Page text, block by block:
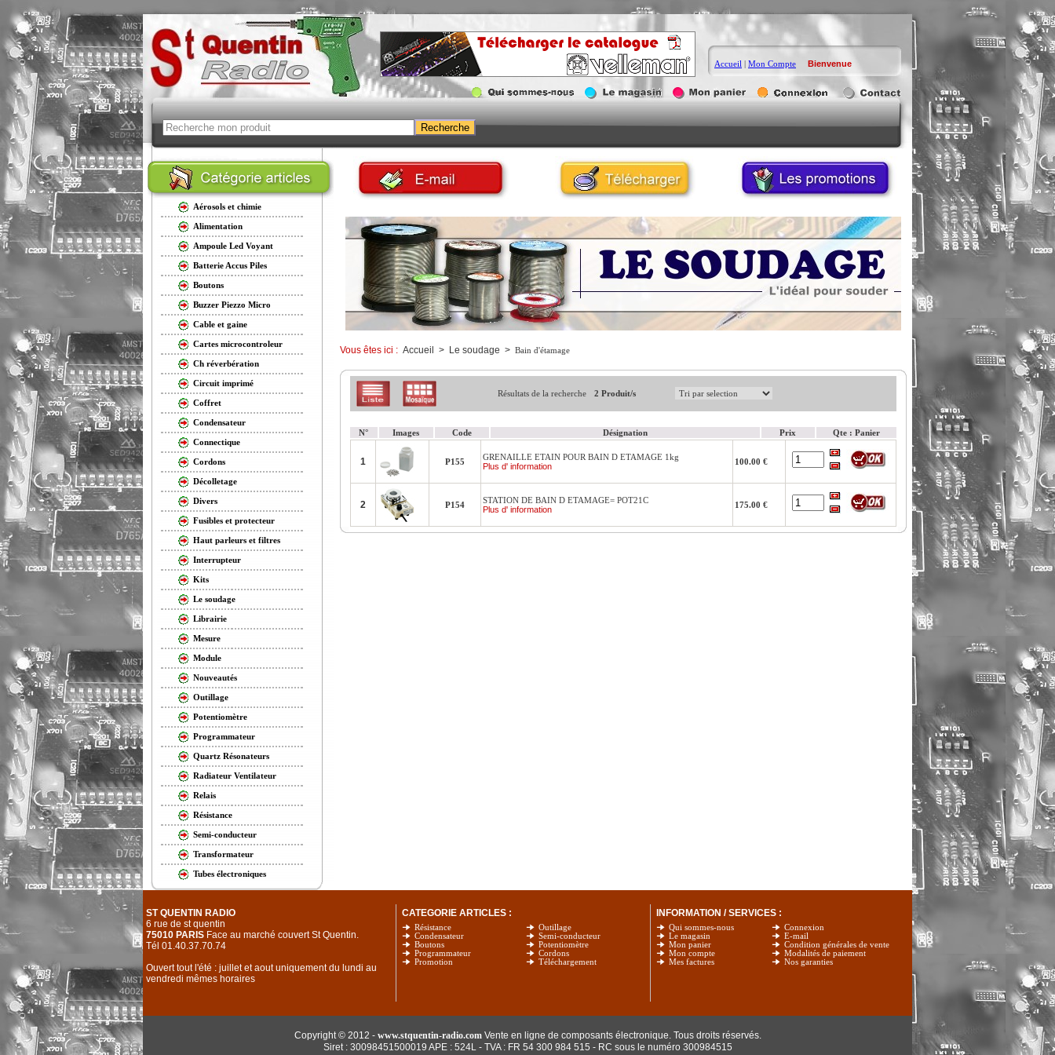
Accueil | Mon Compte Bienvenue
Aérosols et chimie
Alimentation
Ampoule Led Voyant
Batterie Accus Piles
Boutons
Buzzer Piezzo Micro
Cable et gaine
Cartes microcontroleur
Ch réverbération
Circuit imprimé
Coffret
Condensateur
Connectique
Cordons
Décolletage
Divers
Fusibles et protecteur
Haut parleurs et filtres
Interrupteur
Kits
Le soudage
Librairie
Mesure
Module
Nouveautés
Outillage
Potentiomètre
Programmateur
Quartz Résonateurs
Radiateur Ventilateur
Relais
Résistance
Semi-conducteur
Transformateur
Tubes électroniques
Vous êtes ici : Accueil > Le soudage > Bain d'étamage
Résultats de la recherche 2 Produit/s
N° Images Code Désignation Prix Qte : Panier
1 P155
GRENAILLE ETAIN POUR BAIN D ETAMAGE 1kg
Plus d' information
100.00 €
2 P154
STATION DE BAIN D ETAMAGE= POT21C
Plus d' information
175.00 €
ST QUENTIN RADIO
6 rue de st quentin
75010 PARIS Face au marché couvert St Quentin.
Tél 01.40.37.70.74
Ouvert tout l'été : juillet et aout uniquement du lundi au
vendredi mêmes horaires
CATEGORIE ARTICLES :
Résistance
Condensateur
Boutons
Programmateur
Promotion
Outillage
Semi-conducteur
Potentiomètre
Cordons
Téléchargement
INFORMATION / SERVICES :
Qui sommes-nous
Le magasin
Mon panier
Mon compte
Mes factures
Connexion
E-mail
Condition générales de vente
Modalités de paiement
Nos garanties
Copyright © 2012 - www.stquentin-radio.comVente en ligne de composants électronique. Tous droits réservés.
Siret : 30098451500019 APE : 524L - TVA : FR 54 300 984 515 - RC sous le numéro 300984515